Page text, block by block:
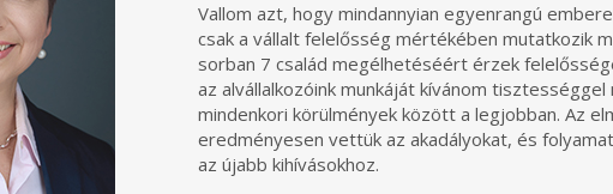
Vallom azt, hogy mindannyian egyenrangú
csak a vállalt felelősség mértékében mutatkozik
sorban 7 család megélhetéséért érzek
az alvállalkozóink munkáját kívánom tisztességgel
mindenkori körülmények között a legjobban. Az
eredményesen vettük az akadályokat, és
az újabb kihívásokhoz.